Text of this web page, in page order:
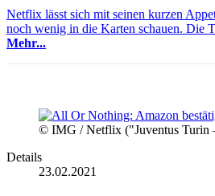
Netflix lässt sich mit seinen kurzen
noch wenig in die Karten schauen. Die
Mehr...
© IMG / Netflix ("Juventus Turin
Details
23.02.2021